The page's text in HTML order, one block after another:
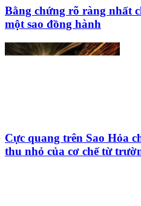
Bằng chứng rõ ràng nhất
một sao đồng hành
Cực quang trên Sao Hỏa
thu nhỏ của cơ chế từ